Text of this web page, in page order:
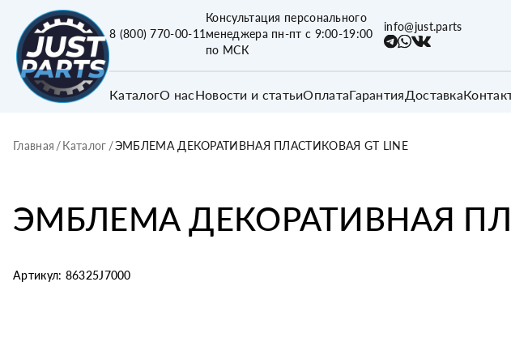
8 (800) 770-00-11
Консультация персонального
менеджера пн-пт с 9:00-19:00
по МСК
info@just.parts
КаталогО насНовости и статьиОплатаГарантия Доставка
Главная /Каталог /ЭМБЛЕМА ДЕКОРАТИВНАЯ ПЛАСТИКОВАЯ GT LINE
ЭМБЛЕМА ДЕКОРАТИВНАЯ
Артикул: 86325J7000